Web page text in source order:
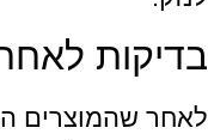
בדיקות
לאחר שהמוצרים